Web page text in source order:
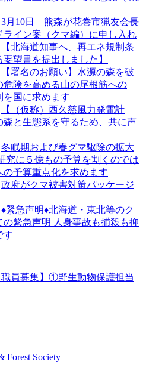
3月10日 熊森が花巻市猟友会長
ライン案（クマ編）に申し入れ
【北海道知事へ、再エネ規制条
望書を提出しました】
【署名のお願い】水源の森を破
険を高める山の尾根筋への
を国に求めます
【（仮称）西久慈風力発電計
と生態系を守るため、共に声
冬眠期および春グマ駆除の拡大
究に５億もの予算を割くのでは
予算重点化を求めます
政府がクマ被害対策パッケージ
♦️緊急声明♦️北海道・東北等のク
緊急声明 人身事故も捕殺も抑
す
職員募集】①野生動物保護担当